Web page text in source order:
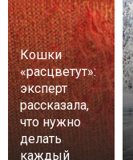
Кошки
«расцветут»:
эксперт
рассказала,
что нужно
делать
каждый